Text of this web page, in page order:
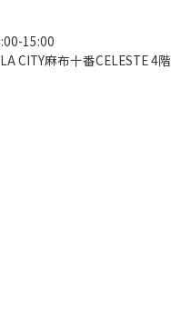
15:00
CITY麻布十番CELESTE 4階